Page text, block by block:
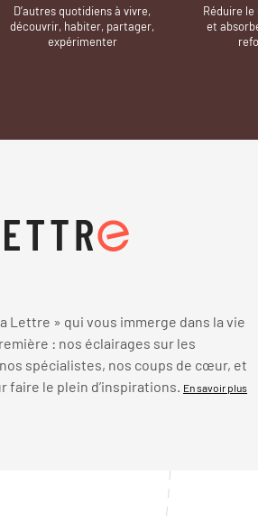
D’autres quotidiens à vivre,
découvrir, habiter, partager,
expérimenter
Réduire le
et
Lettre » qui vous immerge dans la vie
: nos éclairages sur les
spécialistes, nos coups de cœur, et
faire le plein d’inspirations. En savoir plus